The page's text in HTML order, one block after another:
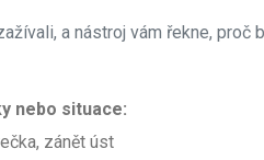
a nástroj vám řekne,
nebo situace:
zánět úst